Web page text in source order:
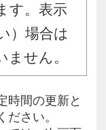
す。表示
）場合は
せん。
時間の更新と
さい。